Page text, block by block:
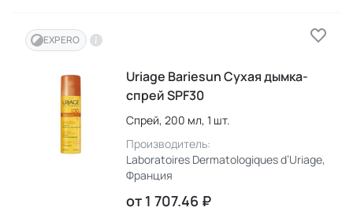
EXPERO
Uriage Bariesun Сухая дымка-
спрей SPF30
Спрей, 200 мл, 1 шт.
Производитель:
Laboratoires Dermatologiques d’Uriage,
Франция
от 1 707.46 ₽